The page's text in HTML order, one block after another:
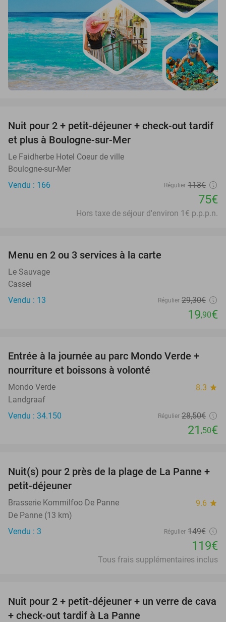
34%
Nuit pour 2 + petit-déjeuner + check-out tardif
et plus à Boulogne-sur-Mer
Le Faidherbe Hotel Coeur de ville
Boulogne-sur-Mer
Vendu : 166
Régulier 113€
75€
Hors taxe de séjour d'environ 1€ p.p.p.n.
Menu en 2 ou 3 services à la carte
Le Sauvage
Cassel
Vendu : 13
Régulier 29,30€
19,90€
25%
Entrée à la journée au parc Mondo Verde +
nourriture et boissons à volonté
Mondo Verde 8.3 star
Landgraaf
Vendu : 34.150
Régulier 28,50€
21 ,50€
20%
Nuit(s) pour 2 près de la plage de La Panne +
petit-déjeuner
Brasserie Kommilfoo De Panne 9.6 star
De Panne (13 km)
Vendu : 3
Régulier 149€
119€
Tous frais supplémentaires inclus
45%
Nuit pour 2 + petit-déjeuner + un verre de cava
+ check-out tardif à La Panne